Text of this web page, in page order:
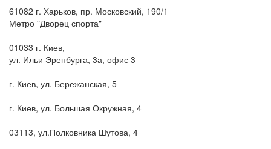
61082 г. Харьков, пр. Московский, 190/1
Метро "Дворец спорта"
01033 г. Киев,
ул. Ильи Эренбурга, 3а, офис 3
г. Киев, ул. Бережанская, 5
г. Киев, ул. Большая Окружная, 4
03113, ул.Полковника Шутова, 4